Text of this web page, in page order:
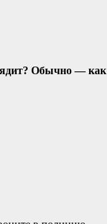
Обычно — как